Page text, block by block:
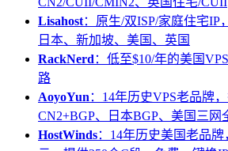
Lisahost：原生/双ISP/家庭住宅IP
日本、新加坡、美国、英国
RackNerd ：低至$10/年的美国
路
AoyoYun ：14年历史VPS老品牌
CN2+BGP、日本BGP、美国三网
HostWinds：14年历史美国老品